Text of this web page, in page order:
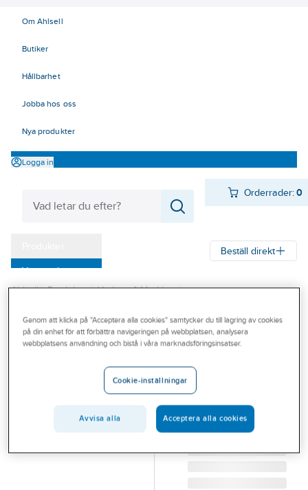
Om Ahlsell
Butiker
Hållbarhet
Jobba hos oss
Nya produkter
Logga in
Orderrader:0
Varumärken
Outlet
Branscher
Beställ direkt
Ahlsell Produkter
Verktyg & Maskiner
Tapet- och målningsverktyg
Slipkloss
SLIPKLOSS KORK
100X60MM
Artikelnummer:
Genom att klicka på "Acceptera alla cookies" samtycker du till lagring av cookies
på din enhet för att förbättra navigeringen på webbplatsen, analysera
webbplatsens användning och bistå i våra marknadsföringsinsatser.
Cookie-inställningar
Avvisa alla Acceptera alla cookies